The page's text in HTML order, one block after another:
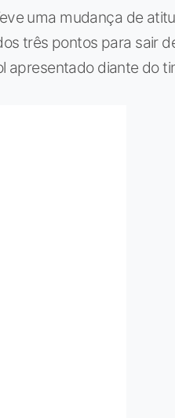
uma mudança de
três pontos para sair
apresentado diante do